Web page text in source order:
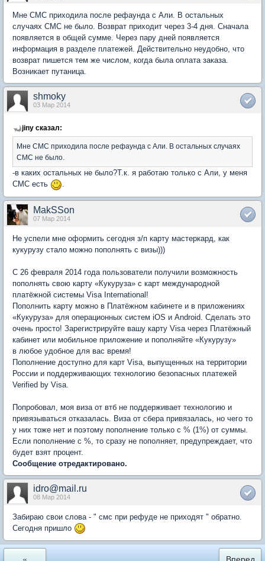
Мне СМС приходила после рефаунда с Али. В остальных
случаях СМС не было. Возврат приходит через 3-4 дня. Сначала
появляется в общей сумме. Через пару дней появляется
информация в разделе платежей. Действительно неудобно, что
возврат пишется тем же числом, когда была оплата заказа.
Возникает путаница.
shmoky
03 Мар 2014
jiny сказал:
Мне СМС приходила после рефаунда с Али. В остальных случаях
СМС не было.
-в каких остальных не было?Т.к. я работаю только с Али, у меня
СМС есть
.
MakSSon
07 Мар 2014
Не успели мне оформить сегодня з/п карту мастеркард, как
кукурузу стало можно пополнять с визы)))
С 26 февраля 2014 года пользователи получили возможность
пополнять свою карту «Кукуруза» с карт международной
платёжной системы Visa International!
Пополнить карту можно в Платёжном кабинете и в приложениях
«Кукуруза» для операционных систем iOS и Android. Сделать это
очень просто! Зарегистрируйте вашу карту Visa через Платёжный
кабинет или мобильное приложение и пополняйте «Кукурузу»
в любое удобное для вас время!
Пополнение доступно для карт Visa, выпущенных на территории
России и поддерживающих технологию безопасных платежей
Verified by Visa.
Попробовал, моя виза от втб не поддерживает технологию и
привязываться отказалась. Виза от сбера привязалась, но чего то
у них тоже нет и поэтому пополнение только с % (1%) от суммы.
Если пополнение с %, то сразу не пополняет, предупреждает, что
будет взят процент.
Сообщение отредактировано.
idro@mail.ru
08 Мар 2014
Забираю свои слова - " смс при рефуде не приходят " обратно.
Сегодня пришло